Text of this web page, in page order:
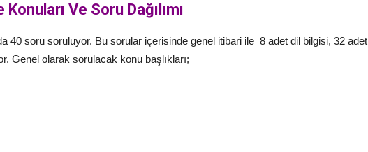
Ve Soru Dağılımı
40 soru soruluyor. Bu sorular içerisinde genel itibari ile 8 adet dil bilgisi, 32 adet
Genel olarak sorulacak konu başlıkları;